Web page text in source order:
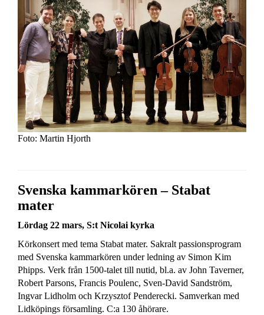
Foto: Martin Hjorth
Svenska kammarkören – Stabat
mater
Lördag 22 mars, S:t Nicolai kyrka
Körkonsert med tema Stabat mater. Sakralt passionsprogram
med Svenska kammarkören under ledning av Simon Kim
Phipps. Verk från 1500-talet till nutid, bl.a. av John Taverner,
Robert Parsons, Francis Poulenc, Sven-David Sandström,
Ingvar Lidholm och Krzysztof Penderecki. Samverkan med
Lidköpings församling. C:a 130 åhörare.